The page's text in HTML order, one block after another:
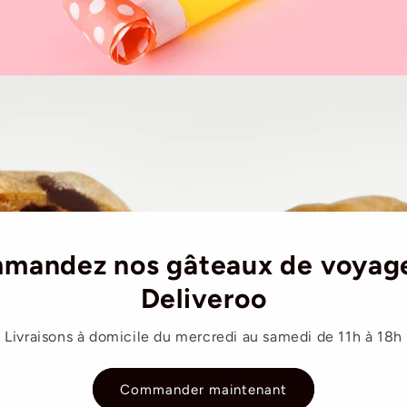
nos gâteaux de
Deliveroo
Livraisons à domicile du mercredi au samedi de 11h à 18h
Commander maintenant